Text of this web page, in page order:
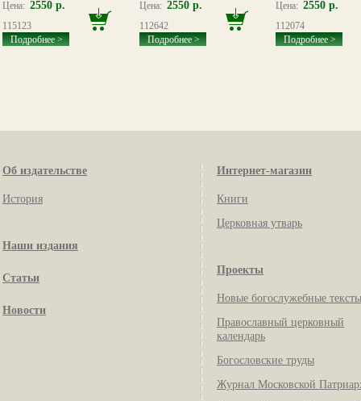
Цена: 2550 р.
115123
Подробнее >
Цена: 2550 р.
112642
Подробнее >
Цена: 2550 р.
112074
Подробнее >
Об издательстве
История
Наши издания
Статьи
Новости
Интернет-магазин
Книги
Церковная утварь
Проекты
Новые богослужебные тексты
Православный церковный
календарь
Богословские труды
Журнал Московской